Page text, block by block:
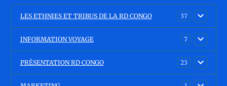
LES ETHNIES ET TRIBUS DE LA RD CONGO 37
INFORMATION VOYAGE 7
PRÉSENTATION RD CONGO 23